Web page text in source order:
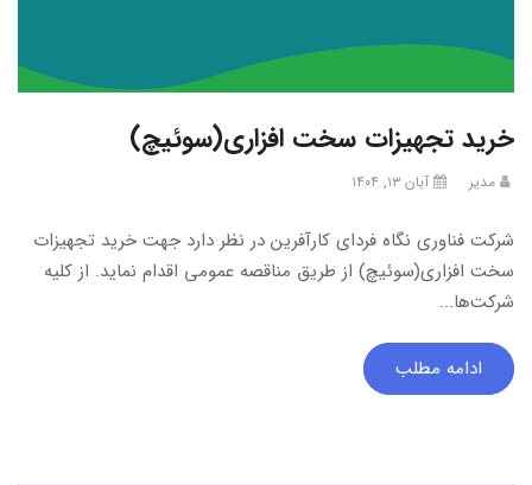
خرید تجهیزات سخت افزاری(سوئیچ)
مدیر آبان ۱۳, ۱۴۰۴
شرکت فناوری نگاه فردای کارآفرین در نظر دارد جهت خرید تجهیزات
سخت افزاری(سوئیچ) از طریق مناقصه عمومی اقدام نماید. از کلیه
شرکت‌ها...
ادامه مطلب